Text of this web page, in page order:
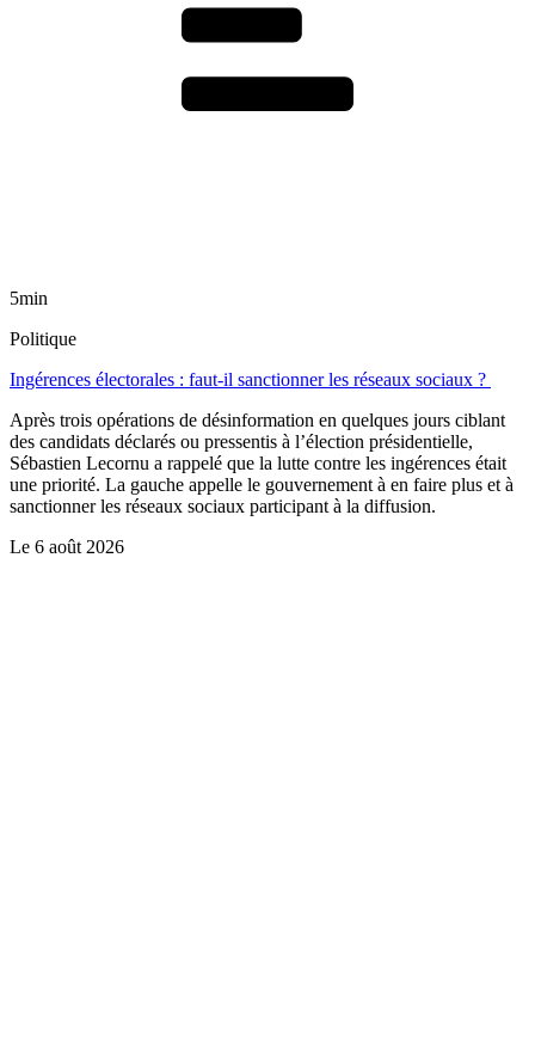
5min
Politique
Ingérences électorales : faut-il sanctionner les réseaux sociaux ?
Après trois opérations de désinformation en quelques jours ciblant
des candidats déclarés ou pressentis à l’élection présidentielle,
Sébastien Lecornu a rappelé que la lutte contre les ingérences était
une priorité. La gauche appelle le gouvernement à en faire plus et à
sanctionner les réseaux sociaux participant à la diffusion.
Le 6 août 2026